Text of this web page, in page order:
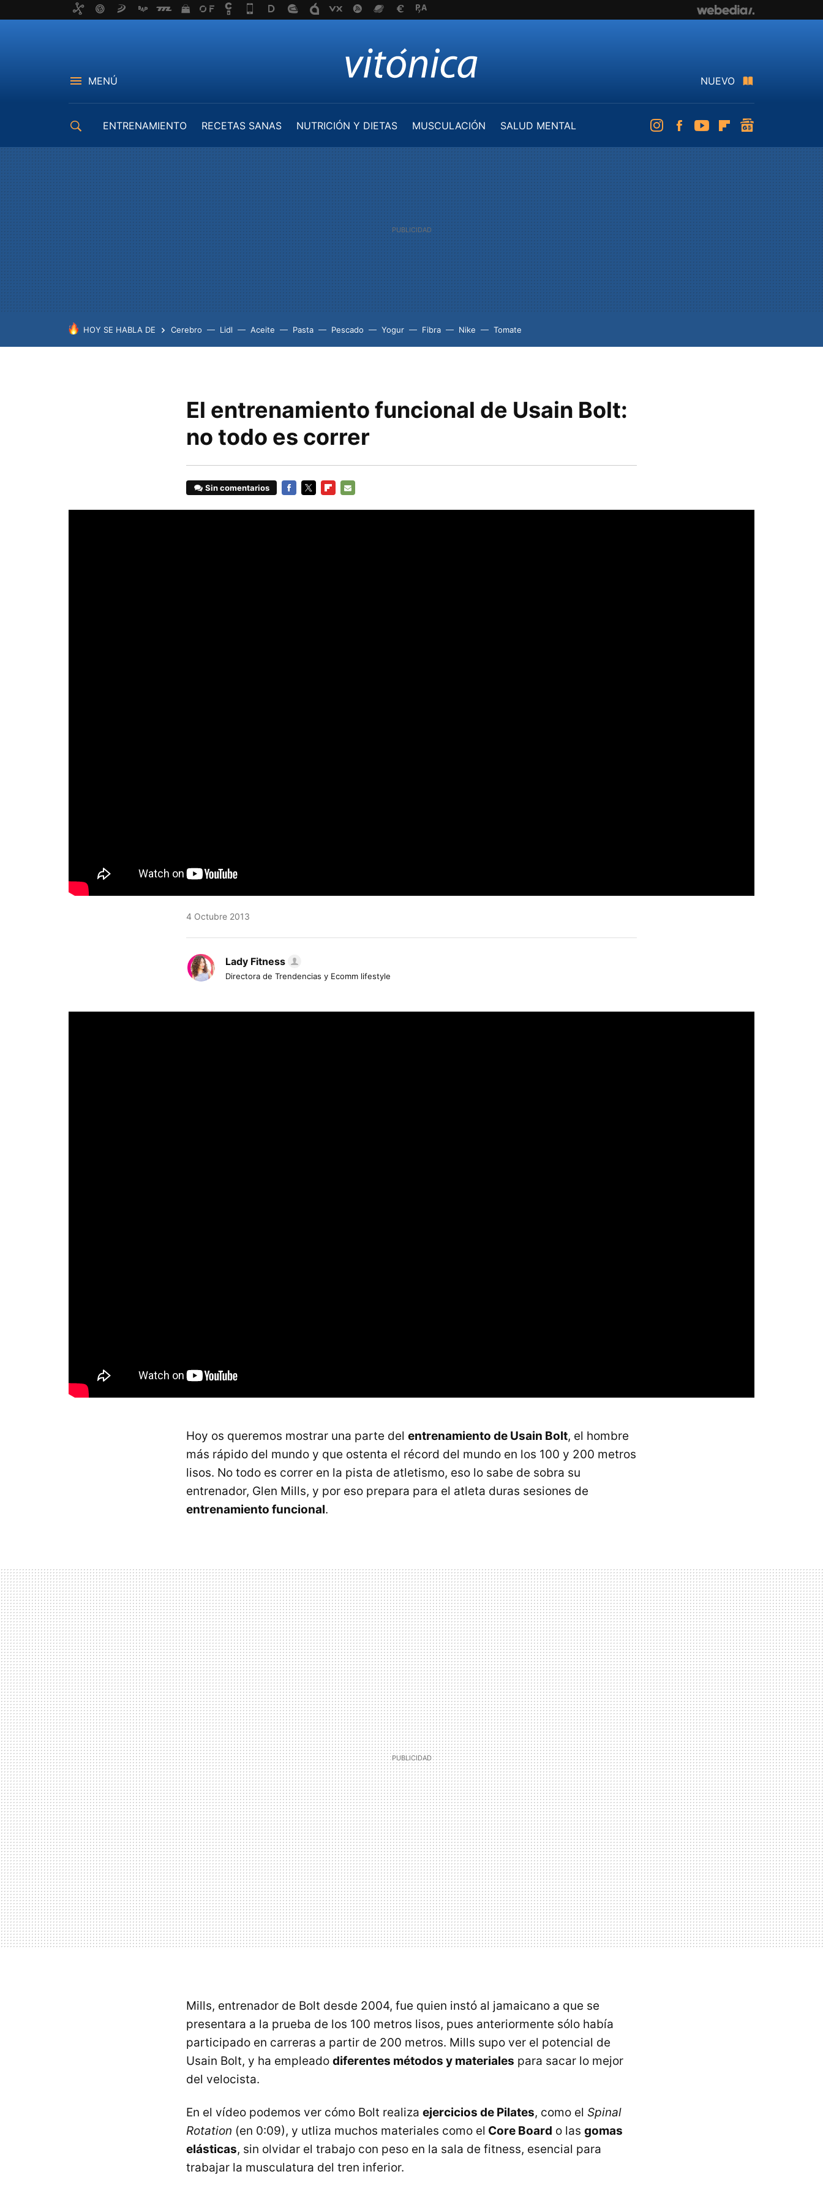
MENÚ NUEVO
ENTRENAMIENTO RECETAS SANAS NUTRICIÓN Y DIETAS MUSCULACIÓN
SALUD MENTAL
InstagramFacebookYoutubeFlipboard
HOY SE HABLA DE Cerebro Lidl Aceite Pasta Pescado Yogur Fibra Nike Tomate
El entrenamiento funcional de Usain Bolt:
no todo es correr
Sin comentarios
4 Octubre 2013
Lady Fitness
Directora de Trendencias y Ecomm lifestyle
Hoy os queremos mostrar una parte del entrenamiento de Usain Bolt, el hombre
más rápido del mundo y que ostenta el récord del mundo en los 100 y 200 metros
lisos. No todo es correr en la pista de atletismo, eso lo sabe de sobra su
entrenador, Glen Mills, y por eso prepara para el atleta duras sesiones de
entrenamiento funcional.
Mills, entrenador de Bolt desde 2004, fue quien instó al jamaicano a que se
presentara a la prueba de los 100 metros lisos, pues anteriormente sólo había
participado en carreras a partir de 200 metros. Mills supo ver el potencial de
Usain Bolt, y ha empleado diferentes métodos y materiales para sacar lo mejor
del velocista.
En el vídeo podemos ver cómo Bolt realiza ejercicios de Pilates, como el Spinal
Rotation (en 0:09), y utliza muchos materiales como el Core Board o las gomas
elásticas, sin olvidar el trabajo con peso en la sala de fitness, esencial para
trabajar la musculatura del tren inferior.